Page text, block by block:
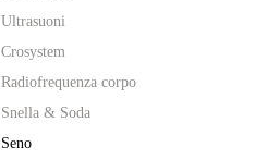
Ultrasuoni
Crosystem
Radiofrequenza corpo
Snella & Soda
Seno